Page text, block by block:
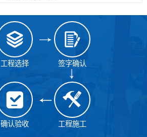
工程选择 签字确认
确认验收 工程施工